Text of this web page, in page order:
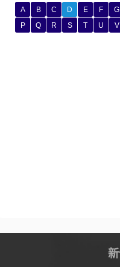
A B C D E F G
P
Q R S T U V